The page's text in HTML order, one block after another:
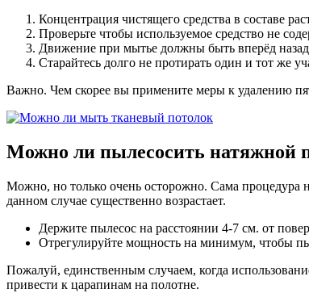
Концентрация чистящего средства в составе
Проверьте чтобы используемое средство не
Движение при мытье должны быть вперёд
Старайтесь долго не протирать один и тот же
Важно. Чем скорее вы примените меры к удалению
Можно ли пылесосить натяжной
Можно, но только очень осторожно. Сама процедура
данном случае существенно возрастает.
Держите пылесос на расстоянии 4-7 см. от
Отрегулируйте мощность на минимум, чтобы
Пожалуй, единственным случаем, когда
привести к царапинам на полотне.